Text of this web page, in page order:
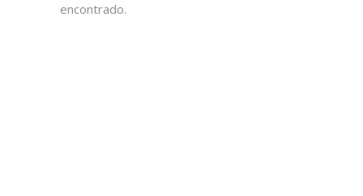
encontrado.